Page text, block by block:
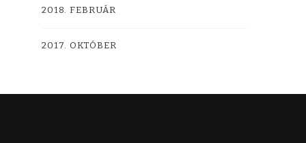
2018. FEBRUÁR
2017. OKTÓBER